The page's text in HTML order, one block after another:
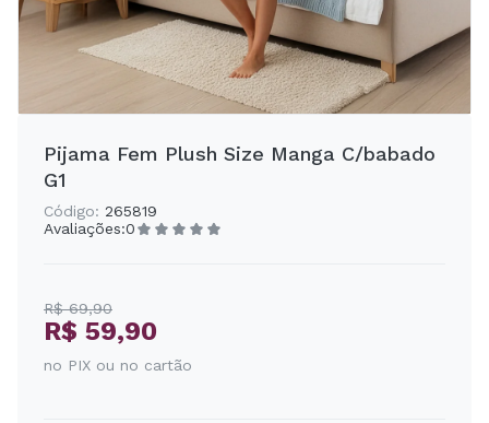
Pijama Fem Plush Size Manga C/babado
G1
Código: 265819
Avaliações:0
R$ 69,90
R$ 59,90
no PIX ou no cartão